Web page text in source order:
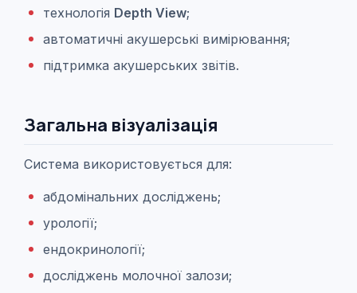
технологія Depth View;
автоматичні акушерські вимірювання;
підтримка акушерських звітів.
Загальна візуалізація
Система використовується для:
абдомінальних досліджень;
урології;
ендокринології;
досліджень молочної залози;